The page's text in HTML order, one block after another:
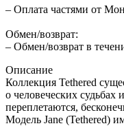
– Оплата частями от
Обмен/возврат:
– Обмен/возврат в
Описание
Коллекция Tethered
о человеческих
переплетаются,
Модель Jane (Tethered)